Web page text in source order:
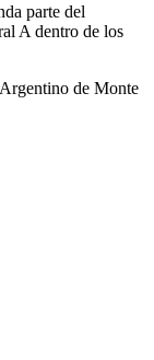
parte del
A dentro de los
de Monte